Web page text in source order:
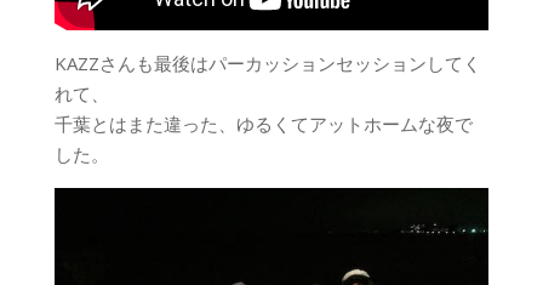
KAZZさんも最後はパーカッションセッションしてく
れて、
千葉とはまた違った、ゆるくてアットホームな夜で
した。